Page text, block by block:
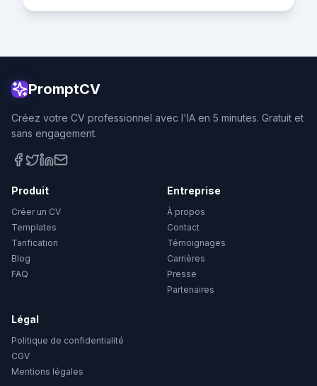
PromptCV
Créez votre CV professionnel avec l'IA en 5 minutes. Gratuit et
sans engagement.
Produit
Créer un CV
Templates
Tarification
Blog
FAQ
Entreprise
À propos
Contact
Témoignages
Carrières
Presse
Partenaires
Légal
Politique de confidentialité
CGV
Mentions légales